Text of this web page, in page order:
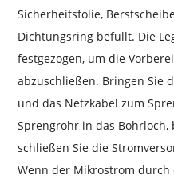
Sicherheitsfolie,
Dichtungsring befüllt. Die
festgezogen, um die
abzuschließen. Bringen Sie
und das Netzkabel zum
Sprengrohr in das Bohrloch,
schließen Sie die
Wenn der Mikrostrom